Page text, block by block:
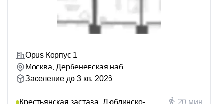
Opus Корпус 1
Москва, Дербеневская наб
Заселение до 3 кв. 2026
Крестьянская застава, Люблинско-
20 мин